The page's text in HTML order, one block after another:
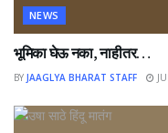
NEWS
भूमिका घेऊ नका, नाहीतर…
BY JAAGLYA BHARAT STAFF